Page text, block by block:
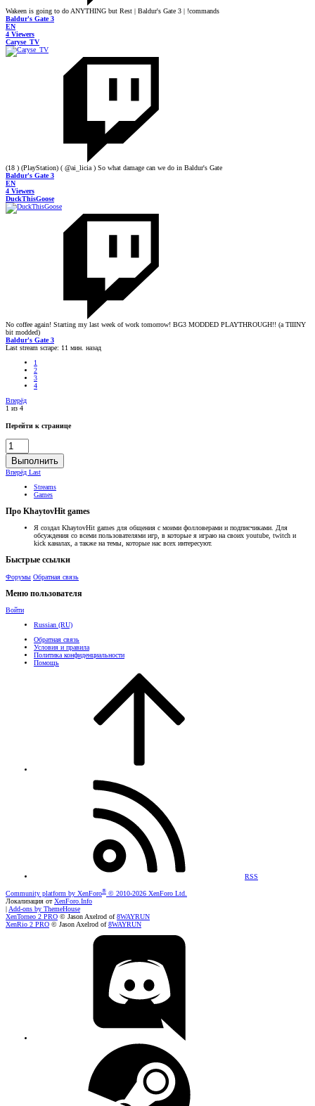
Wakeen is going to do ANYTHING but Rest | Baldur's Gate 3 | !commands
Baldur's Gate 3
EN
4 Viewers
Caryse_TV
(18 ) (PlayStation) ( @ai_licia ) So what damage can we do in Baldur's Gate
Baldur's Gate 3
EN
4 Viewers
DuckThisGoose
No coffee again! Starting my last week of work tomorrow! BG3 MODDED PLAYTHROUGH!! (a TIIINY
bit modded)
Baldur's Gate 3
Last stream scrape: 11 мин. назад
1
2
3
4
Вперёд
1 из 4
Перейти к странице
Выполнить
Вперёд Last
Streams
Games
Про KhaytovHit games
Я создал KhaytovHit games для общения с моими фолловерами и подписчиками. Для
обсуждения со всеми пользователями игр, в которые я играю на своих youtube, twitch и
kick каналах, а также на темы, которые нас всех интересуют.
Быстрые ссылки
Форумы Обратная связь
Меню пользователя
Войти
Russian (RU)
Обратная связь
Условия и правила
Политика конфиденциальности
Помощь
RSS
Community platform by XenForo® © 2010-2026 XenForo Ltd.
Локализация отXenForo.Info
| Add-ons by ThemeHouse
XenTorneo 2 PRO © Jason Axelrod of8WAYRUN
XenRio 2 PRO © Jason Axelrod of8WAYRUN